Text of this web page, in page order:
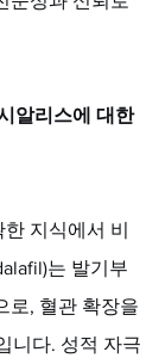
알리스에 대한
지식에서 비
는 발기부
로, 혈관 확장을
니다. 성적 자극